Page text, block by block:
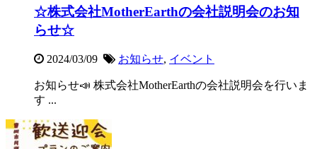
☆株式会社MotherEarthの会社説明会のお知
らせ☆
2024/03/09 お知らせ, イベント
お知らせ📣 株式会社MotherEarthの会社説明会を行いま
す ...